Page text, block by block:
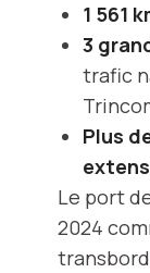
1 561
3
trafic
Plus
Le port
2024